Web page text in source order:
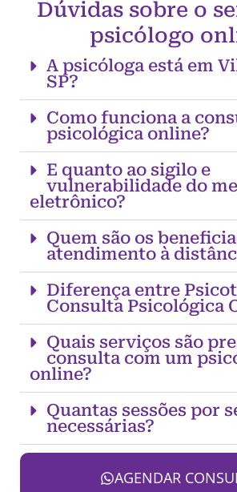
Dúvidas sobre o
psicólogo
A psicóloga está em
SP?
Como funciona a
psicológica online?
E quanto ao sigilo e
vulnerabilidade do
eletrônico?
Quem são os
atendimento à
Diferença entre
Consulta Psicológica
Quais serviços são
consulta com um
online?
Quantas sessões por
necessárias?
AGENDAR